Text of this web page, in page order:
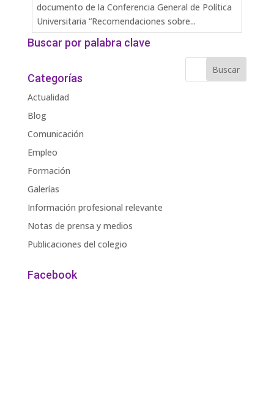
documento de la Conferencia General de Política
Universitaria “Recomendaciones sobre...
Buscar por palabra clave
Categorías
Actualidad
Blog
Comunicación
Empleo
Formación
Galerías
Información profesional relevante
Notas de prensa y medios
Publicaciones del colegio
Facebook